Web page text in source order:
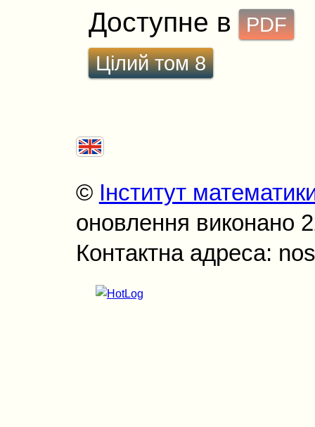
Доступне в
PDF
Цілий том 8
© Інститут
оновлення виконано
Контактна адреса: